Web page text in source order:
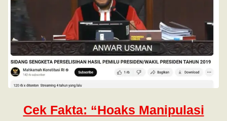
Cek Fakta: “Hoaks Manipulasi